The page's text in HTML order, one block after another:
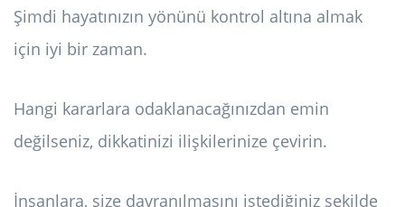
Şimdi hayatınızın yönünü kontrol altına almak
için iyi bir zaman.
Hangi kararlara odaklanacağınızdan emin
değilseniz, dikkatinizi ilişkilerinize çevirin.
İnsanlara, size davranılmasını istediğiniz şekilde